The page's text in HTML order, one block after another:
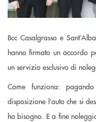
Bcc Casalgrasso e
hanno firmato un accordo
un servizio esclusivo di
Come funziona:
disposizione l’auto che si
ha bisogno. E a fine